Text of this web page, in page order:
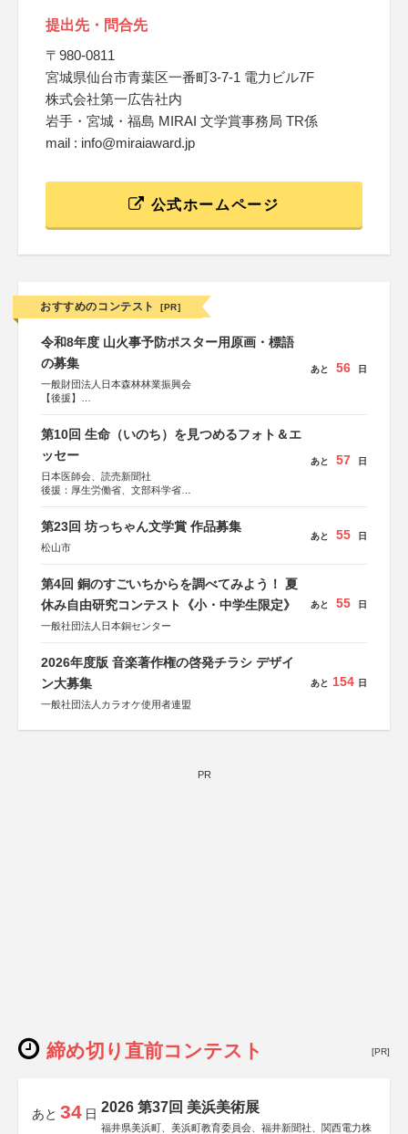
提出先・問合先
〒980-0811
宮城県仙台市青葉区一番町3-7-1 電力ビル7F
株式会社第一広告社内
岩手・宮城・福島 MIRAI 文学賞事務局 TR係
mail : info@miraiaward.jp
公式ホームページ
おすすめのコンテスト [PR]
令和8年度 山火事予防ポスター用原画・標語
の募集
一般財団法人日本森林林業振興会
【後援】
会、森林火災対策協会
あと 56 日
第10回 生命（いのち）を見つめるフォト＆エ
ッセー
日本医師会、読売新聞社
後援：厚生労働省、文部科学省
しん生命保険株式会社
あと 57 日
第23回 坊っちゃん文学賞 作品募集
松山市
あと 55 日
第4回 銅のすごいちからを調べてみよう！ 夏
休み自由研究コンテスト《小・中学生限定》
一般社団法人日本銅センター
あと 55 日
2026年度版 音楽著作権の啓発チラシ デザイ
ン大募集
一般社団法人カラオケ使用者連盟
あと 154 日
PR
締め切り直前コンテスト [PR]
あと 34 日 2026 第37回 美浜美術展
福井県美浜町、美浜町教育委員会、福井新聞社、関西電力株